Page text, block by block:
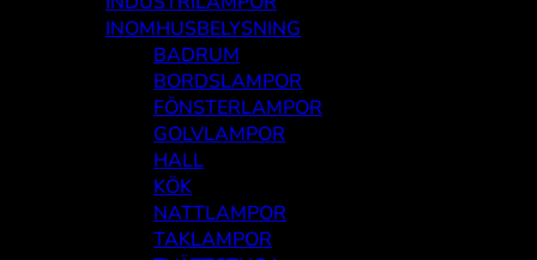
INOMHUSBELYSNING
BADRUM
BORDSLAMPOR
FÖNSTERLAMPOR
GOLVLAMPOR
HALL
KÖK
NATTLAMPOR
TAKLAMPOR